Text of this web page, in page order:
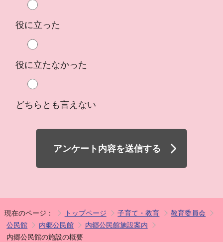
役に立った
役に立たなかった
どちらとも言えない
アンケート内容を送信する
現在のページ： トップページ 子育て・教育
教育委員会
公民館
内郷公民館
内郷公民館施設案内
内郷公民館の施設の概要